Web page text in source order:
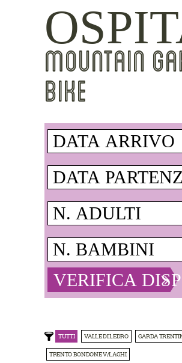
MOUNTAIN
BIKE
TUTTI VALLE DI LEDRO GARDA
TRENTO BONDONE V/LAGHI